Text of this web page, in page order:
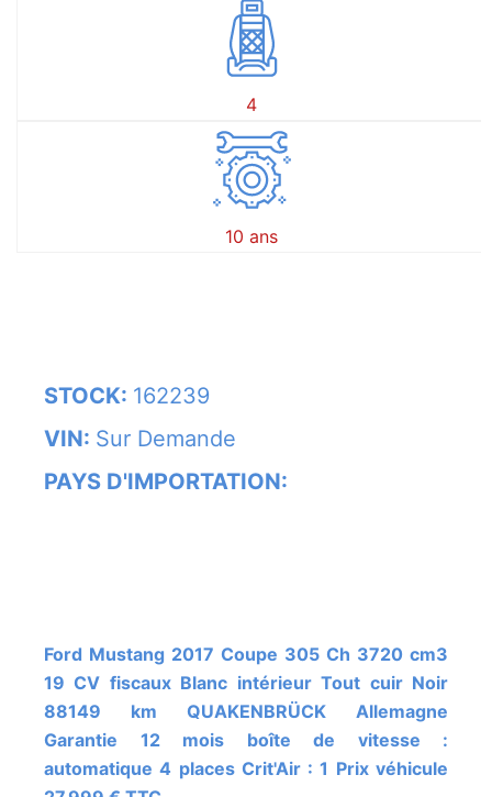
4
10 ans
STOCK: 162239
VIN: Sur Demande
PAYS D'IMPORTATION:
Ford Mustang 2017 Coupe 305 Ch 3720 cm3
19 CV fiscaux Blanc intérieur Tout cuir Noir
88149 km QUAKENBRÜCK Allemagne
Garantie 12 mois boîte de vitesse :
automatique 4 places Crit'Air : 1 Prix véhicule